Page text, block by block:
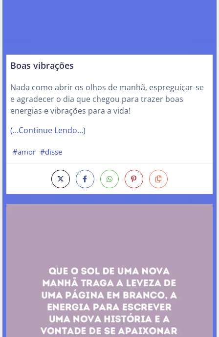
Boas vibrações
Nada como abrir os olhos de manhã, espreguiçar-se
e agradecer o dia que chegou para trazer boas
energias e vibrações para a vida!
(…Continue Lendo…)
#amor #disse